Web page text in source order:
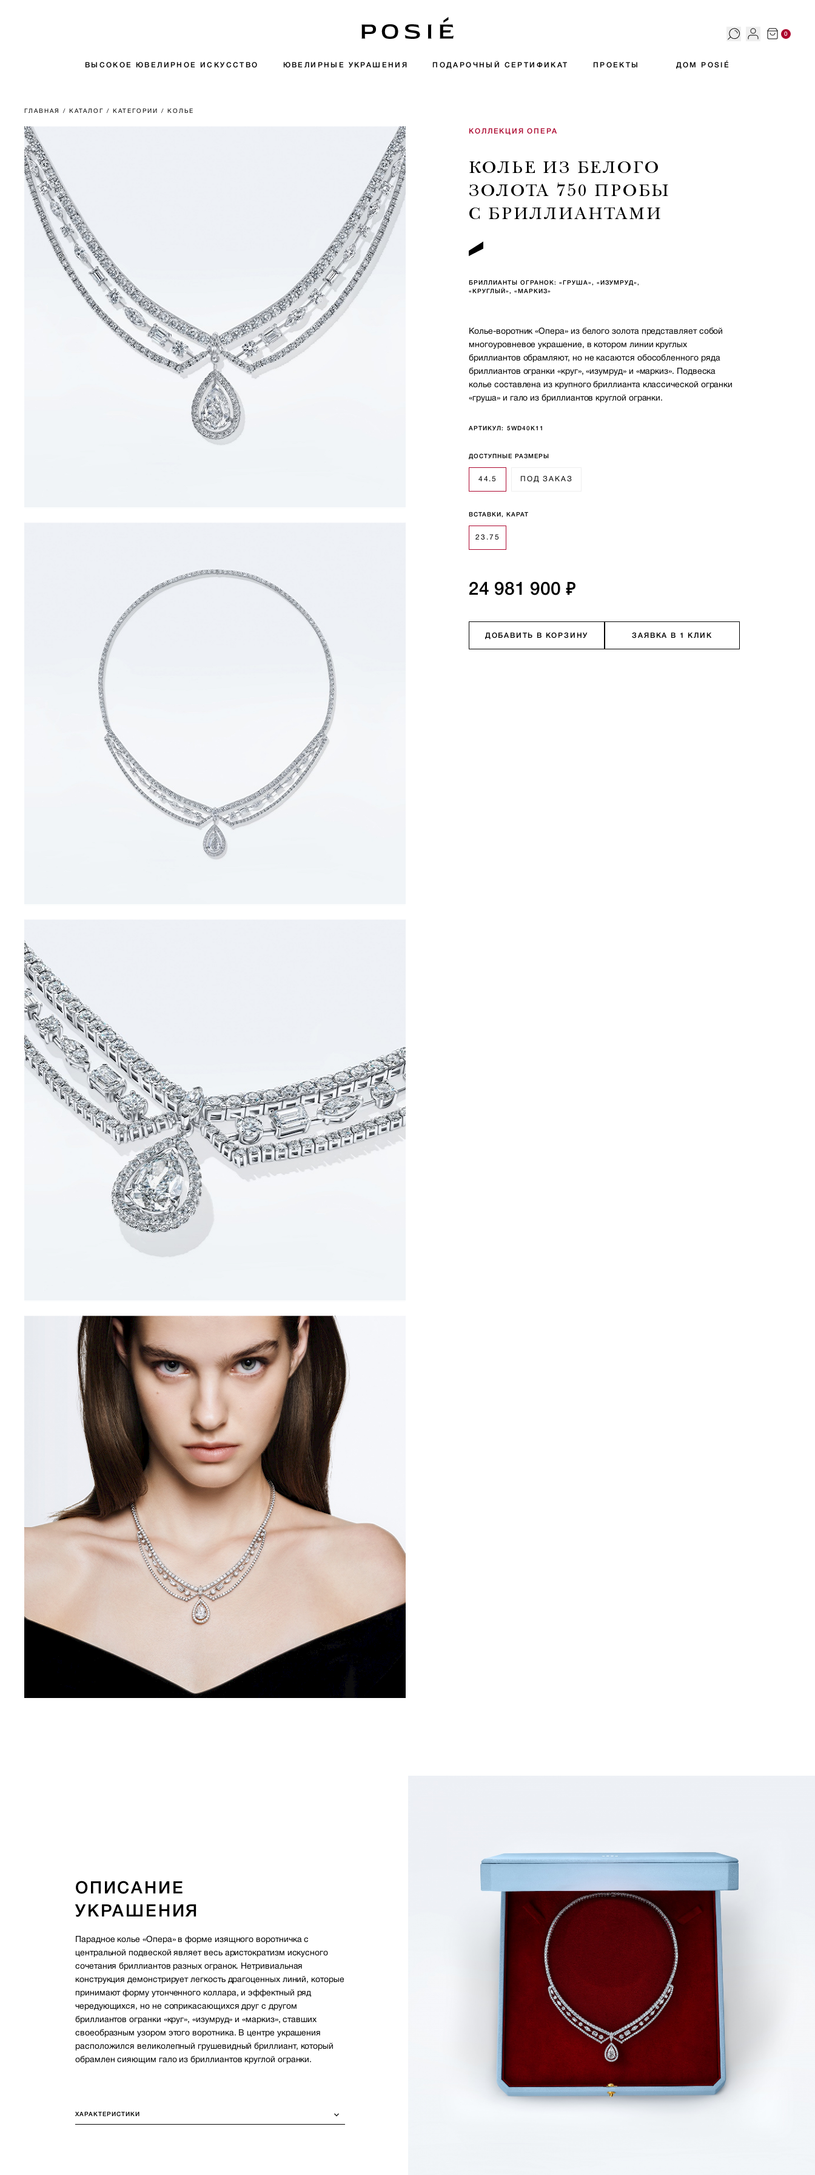
0
ВЫСОКОЕ ЮВЕЛИРНОЕ ИСКУССТВО ЮВЕЛИРНЫЕ УКРАШЕНИЯ ПОДАРОЧНЫЙ СЕРТИФИКАТ ПРОЕКТЫ ДОМ POSIÉ
ГЛАВНАЯ / КАТАЛОГ / КАТЕГОРИИ / КОЛЬЕ
КОЛЛЕКЦИЯ ОПЕРА
КОЛЬЕ ИЗ БЕЛОГО
ЗОЛОТА 750 ПРОБЫ
С БРИЛЛИАНТАМИ
БРИЛЛИАНТЫ ОГРАНОК: «ГРУША», «ИЗУМРУД»,
«КРУГЛЫЙ», «МАРКИЗ»
Колье-воротник «Опера» из белого золота представляет собой
многоуровневое украшение, в котором линии круглых
бриллиантов обрамляют, но не касаются обособленного ряда
бриллиантов огранки «круг», «изумруд» и «маркиз». Подвеска
колье составлена из крупного бриллианта классической огранки
«груша» и гало из бриллиантов круглой огранки.
АРТИКУЛ: 5WD40K11
ДОСТУПНЫЕ РАЗМЕРЫ
44.5 ПОД ЗАКАЗ
ВСТАВКИ, КАРАТ
23.75
24 981 900 ₽
ДОБАВИТЬ В КОРЗИНУ ЗАЯВКА В 1 КЛИК
ОПИСАНИЕ
УКРАШЕНИЯ
Парадное колье «Опера» в форме изящного воротничка с
центральной подвеской являет весь аристократизм искусного
сочетания бриллиантов разных огранок. Нетривиальная
конструкция демонстрирует легкость драгоценных линий, которые
принимают форму утонченного коллара, и эффектный ряд
чередующихся, но не соприкасающихся друг с другом
бриллиантов огранки «круг», «изумруд» и «маркиз», ставших
своеобразным узором этого воротника. В центре украшения
расположился великолепный грушевидный бриллиант, который
обрамлен сияющим гало из бриллиантов круглой огранки.
ХАРАКТЕРИСТИКИ